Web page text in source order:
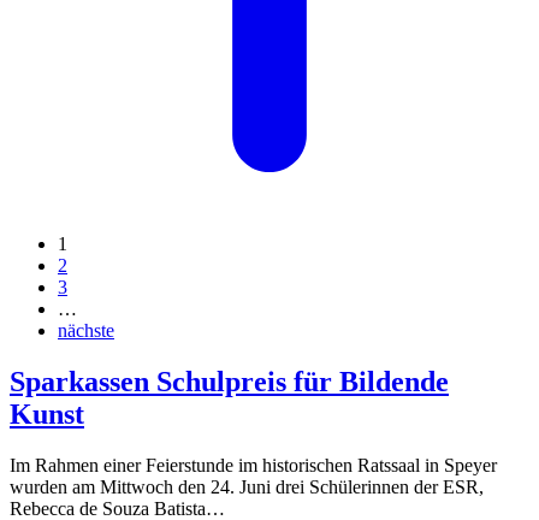
1
2
3
…
nächste
Sparkassen Schulpreis für Bildende
Kunst
Im Rahmen einer Feierstunde im historischen Ratssaal in Speyer
wurden am Mittwoch den 24. Juni drei Schülerinnen der ESR,
Rebecca de Souza Batista…